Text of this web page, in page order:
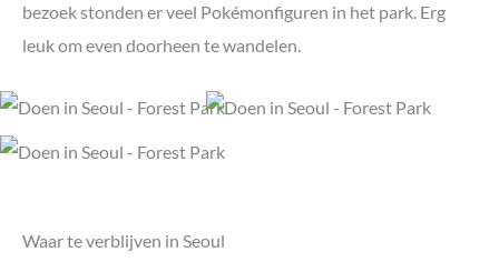
bezoek stonden er veel Pokémonfiguren in het park. Erg
leuk om even doorheen te wandelen.
Waar te verblijven in Seoul